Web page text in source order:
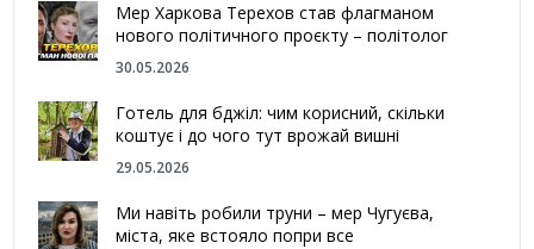
Мер Харкова Терехов став флагманом
нового політичного проєкту – політолог
30.05.2026
Готель для бджіл: чим корисний, скільки
коштує і до чого тут врожай вишні
29.05.2026
Ми навіть робили труни – мер Чугуєва,
міста, яке встояло попри все